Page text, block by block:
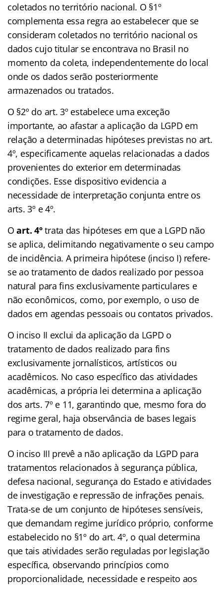
coletados no território nacional. O §1º
complementa essa regra ao estabelecer que se
consideram coletados no território nacional os
dados cujo titular se encontrava no Brasil no
momento da coleta, independentemente do local
onde os dados serão posteriormente
armazenados ou tratados.
O §2º do art. 3º estabelece uma exceção
importante, ao afastar a aplicação da LGPD em
relação a determinadas hipóteses previstas no art.
4º, especificamente aquelas relacionadas a dados
provenientes do exterior em determinadas
condições. Esse dispositivo evidencia a
necessidade de interpretação conjunta entre os
arts. 3º e 4º.
Oart. 4ºtrata das hipóteses em que a LGPD não
se aplica, delimitando negativamente o seu campo
de incidência. A primeira hipótese (inciso I) refere-
se ao tratamento de dados realizado por pessoa
natural para fins exclusivamente particulares e
não econômicos, como, por exemplo, o uso de
dados em agendas pessoais ou contatos privados.
O inciso II exclui da aplicação da LGPD o
tratamento de dados realizado para fins
exclusivamente jornalísticos, artísticos ou
acadêmicos. No caso específico das atividades
acadêmicas, a própria lei determina a aplicação
dos arts. 7º e 11, garantindo que, mesmo fora do
regime geral, haja observância de bases legais
para o tratamento de dados.
O inciso III prevê a não aplicação da LGPD para
tratamentos relacionados à segurança pública,
defesa nacional, segurança do Estado e atividades
de investigação e repressão de infrações penais.
Trata-se de um conjunto de hipóteses sensíveis,
que demandam regime jurídico próprio, conforme
estabelecido no §1º do art. 4º, o qual determina
que tais atividades serão reguladas por legislação
específica, observando princípios como
proporcionalidade, necessidade e respeito aos